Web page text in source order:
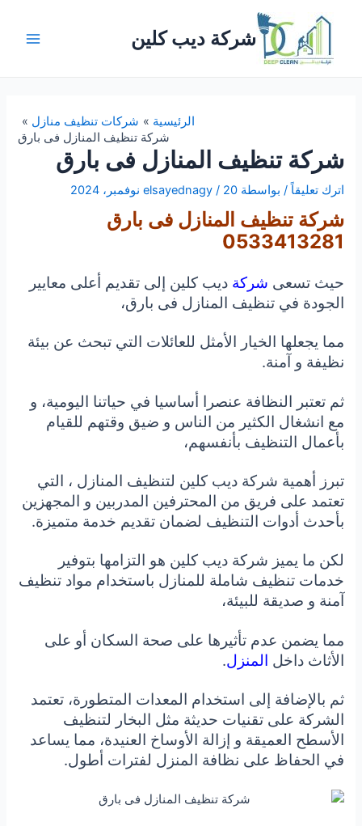
شركة ديب كلين
الرئيسية
شركات تنظيف منازل
شركة تنظيف المنازل فى بارق
شركة تنظيف المنازل فى بارق
اترك تعليقاً / بواسطة elsayednagy / 20 نوفمبر، 2024
شركة تنظيف المنازل فى بارق
0533413281
حيث تسعى شركة ديب كلين إلى تقديم أعلى معايير
الجودة في تنظيف المنازل فى بارق،
مما يجعلها الخيار الأمثل للعائلات التي تبحث عن بيئة
نظيفة و آمنة.
ثم تعتبر النظافة عنصرا أساسيا في حياتنا اليومية، و
مع انشغال الكثير من الناس و ضيق وقتهم للقيام
بأعمال التنظيف بأنفسهم،
تبرز أهمية شركة ديب كلين لتنظيف المنازل ، التي
تعتمد على فريق من المحترفين المدربين و المجهزين
بأحدث أدوات التنظيف لضمان تقديم خدمة متميزة.
لكن ما يميز شركة ديب كلين هو التزامها بتوفير
خدمات تنظيف شاملة للمنازل باستخدام مواد تنظيف
آمنة و صديقة للبيئة،
مما يضمن عدم تأثيرها على صحة السكان أو على
الأثاث داخل المنزل.
ثم بالإضافة إلى استخدام المعدات المتطورة، تعتمد
الشركة على تقنيات حديثة مثل البخار لتنظيف
الأسطح العميقة و إزالة الأوساخ العنيدة، مما يساعد
في الحفاظ على نظافة المنزل لفترات أطول.